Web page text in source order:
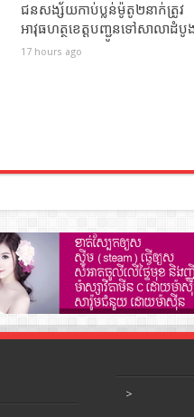
ជនសង្ស័យកាប់ប្លន់ម៉ូតូ២នាក់ត្រូវ
អាវុធហត្ថខេត្តបញ្ជូនទៅសាលាដំបូ
17 hours ago
>